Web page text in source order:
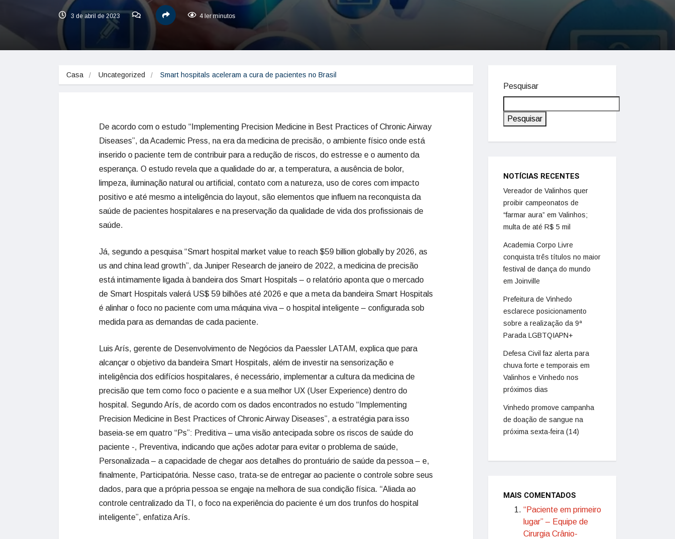
3 de abril de 2023 4 ler minutos
Casa Uncategorized Smart hospitals aceleram a cura de pacientes no Brasil
De acordo com o estudo “Implementing Precision Medicine in Best Practices of Chronic Airway
Diseases”, da Academic Press, na era da medicina de precisão, o ambiente físico onde está
inserido o paciente tem de contribuir para a redução de riscos, do estresse e o aumento da
esperança. O estudo revela que a qualidade do ar, a temperatura, a ausência de bolor,
limpeza, iluminação natural ou artificial, contato com a natureza, uso de cores com impacto
positivo e até mesmo a inteligência do layout, são elementos que influem na reconquista da
saúde de pacientes hospitalares e na preservação da qualidade de vida dos profissionais de
saúde.
Já, segundo a pesquisa “Smart hospital market value to reach $59 billion globally by 2026, as
us and china lead growth”, da Juniper Research de janeiro de 2022, a medicina de precisão
está intimamente ligada à bandeira dos Smart Hospitals – o relatório aponta que o mercado
de Smart Hospitals valerá US$ 59 bilhões até 2026 e que a meta da bandeira Smart Hospitals
é alinhar o foco no paciente com uma máquina viva – o hospital inteligente – configurada sob
medida para as demandas de cada paciente.
Luis Arís, gerente de Desenvolvimento de Negócios da Paessler LATAM, explica que para
alcançar o objetivo da bandeira Smart Hospitals, além de investir na sensorização e
inteligência dos edifícios hospitalares, é necessário, implementar a cultura da medicina de
precisão que tem como foco o paciente e a sua melhor UX (User Experience) dentro do
hospital. Segundo Arís, de acordo com os dados encontrados no estudo “Implementing
Precision Medicine in Best Practices of Chronic Airway Diseases”, a estratégia para isso
baseia-se em quatro “Ps”: Preditiva – uma visão antecipada sobre os riscos de saúde do
paciente -, Preventiva, indicando que ações adotar para evitar o problema de saúde,
Personalizada – a capacidade de chegar aos detalhes do prontuário de saúde da pessoa – e,
finalmente, Participatória. Nesse caso, trata-se de entregar ao paciente o controle sobre seus
dados, para que a própria pessoa se engaje na melhora de sua condição física. “Aliada ao
controle centralizado da TI, o foco na experiência do paciente é um dos trunfos do hospital
inteligente”, enfatiza Arís.
Pesquisar
Pesquisar
NOTÍCIAS RECENTES
Vereador de Valinhos quer
proibir campeonatos de
“farmar aura” em Valinhos;
multa de até R$ 5 mil
Academia Corpo Livre
conquista três títulos no maior
festival de dança do mundo
em Joinville
Prefeitura de Vinhedo
esclarece posicionamento
sobre a realização da 9ª
Parada LGBTQIAPN+
Defesa Civil faz alerta para
chuva forte e temporais em
Valinhos e Vinhedo nos
próximos dias
Vinhedo promove campanha
de doação de sangue na
próxima sexta-feira (14)
MAIS COMENTADOS
“Paciente em primeiro
lugar” – Equipe de
Cirurgia Crânio-